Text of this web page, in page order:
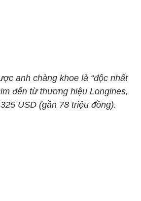
anh chàng khoe là “độc nhất
đến từ thương hiệu Longines,
USD (gần 78 triệu đồng).